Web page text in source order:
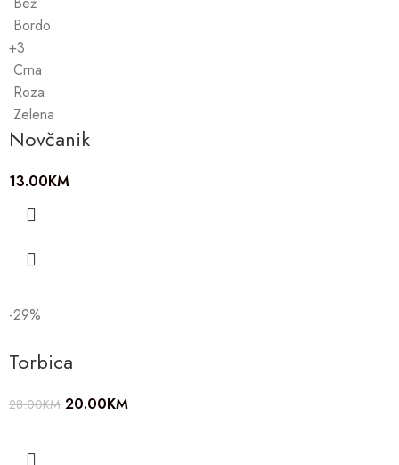
Bordo
+3
Crna
Roza
Zelena
Novčanik
13.00KM
-29%
Torbica
28.00KM 20.00KM